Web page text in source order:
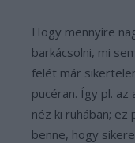
Hogy mennyire
barkácsolni, mi
felét már
pucéran. Így pl. az
néz ki ruhában;
benne, hogy